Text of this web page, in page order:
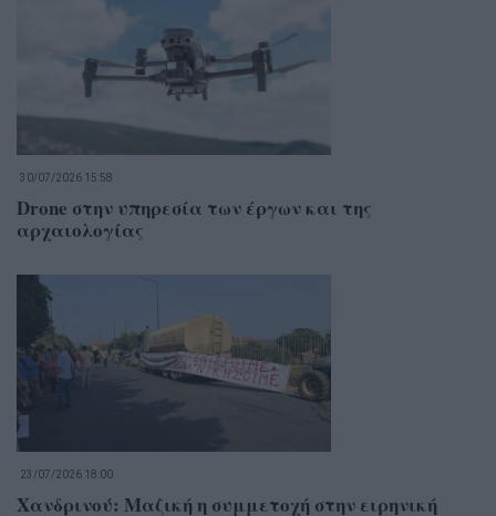
30/07/2026 15:58
Drone στην υπηρεσία των έργων και της
αρχαιολογίας
23/07/2026 18:00
Χανδρινού: Μαζική η συμμετοχή στην ειρηνική